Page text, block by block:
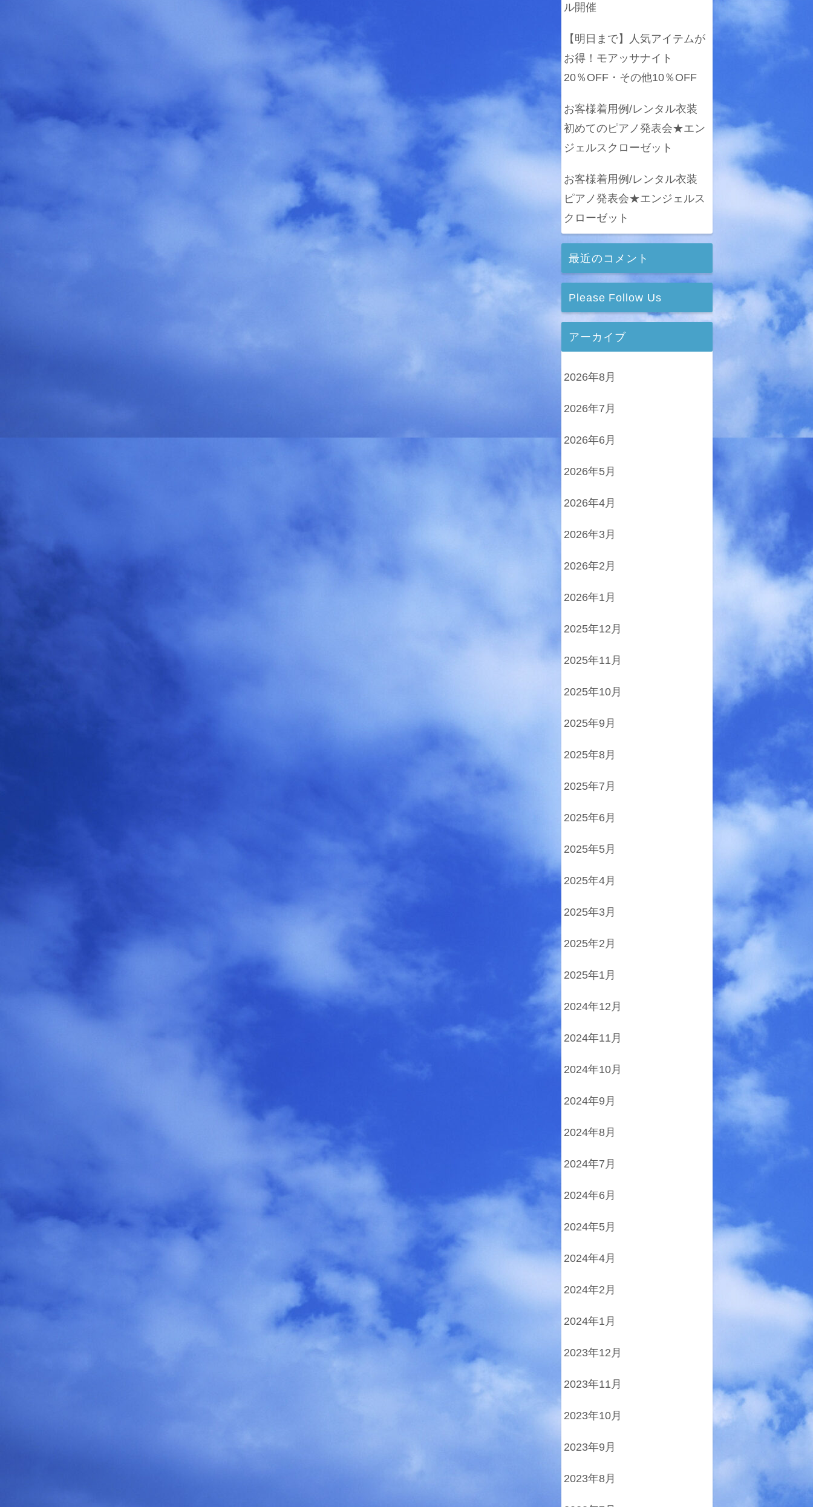
ル開催
【明日まで】人気アイテムが
お得！モアッサナイト
20％OFF・その他10％OFF
お客様着用例/レンタル衣装
初めてのピアノ発表会★エン
ジェルスクローゼット
お客様着用例/レンタル衣装
ピアノ発表会★エンジェルス
クローゼット
最近のコメント
Please Follow Us
アーカイブ
2026年8月
2026年7月
2026年6月
2026年5月
2026年4月
2026年3月
2026年2月
2026年1月
2025年12月
2025年11月
2025年10月
2025年9月
2025年8月
2025年7月
2025年6月
2025年5月
2025年4月
2025年3月
2025年2月
2025年1月
2024年12月
2024年11月
2024年10月
2024年9月
2024年8月
2024年7月
2024年6月
2024年5月
2024年4月
2024年2月
2024年1月
2023年12月
2023年11月
2023年10月
2023年9月
2023年8月